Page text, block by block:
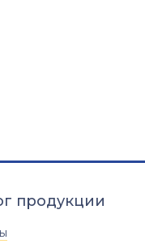
продукции